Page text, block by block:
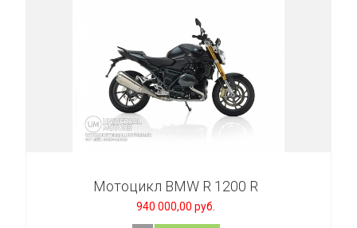
Мотоцикл BMW R 1200 R
940 000,00 руб.